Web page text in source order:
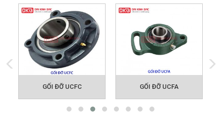
GỐI ĐỠ UCFC GỐI ĐỠ UCFA